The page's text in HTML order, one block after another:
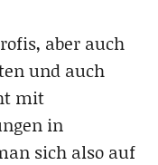
aber auch
und auch
mit
in
sich also auf